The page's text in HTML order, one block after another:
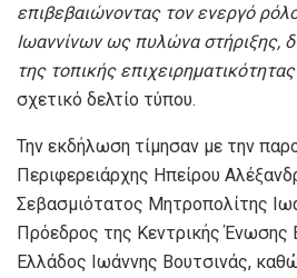
επιβεβαιώνοντας τον ενεργό
Ιωαννίνων ως πυλώνα στήριξης,
της τοπικής επιχειρηματικότητας
σχετικό δελτίο τύπου.
Την εκδήλωση τίμησαν με την
Περιφερειάρχης Ηπείρου
Σεβασμιότατος Μητροπολίτης
Πρόεδρος της Κεντρικής Ένωσης
Ελλάδος Ιωάννης Βουτσινάς,